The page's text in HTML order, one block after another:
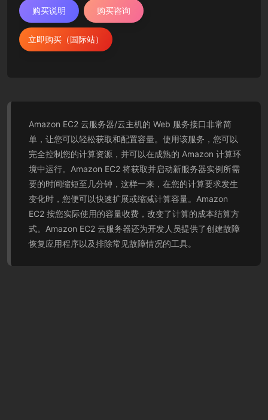
购买说明 购买咨询
立即购买（国际站）
Amazon EC2 云服务器/云主机的 Web 服务接口非常简
单，让您可以轻松获取和配置容量。使用该服务，您可以
完全控制您的计算资源，并可以在成熟的 Amazon 计算环
境中运行。Amazon EC2 将获取并启动新服务器实例所需
要的时间缩短至几分钟，这样一来，在您的计算要求发生
变化时，您便可以快速扩展或缩减计算容量。Amazon
EC2 按您实际使用的容量收费，改变了计算的成本结算方
式。Amazon EC2 云服务器还为开发人员提供了创建故障
恢复应用程序以及排除常见故障情况的工具。